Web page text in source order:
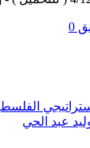
0
عبد الحي